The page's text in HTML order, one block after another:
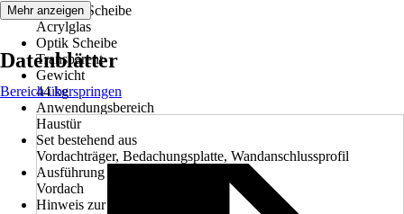
Material Scheibe
Acrylglas
Optik Scheibe
Transparent
Gewicht
44 kg
Anwendungsbereich
Haustür
Set bestehend aus
Vordachträger, Bedachungsplatte, Wandanschlussprofil
Ausführung
Vordach
Hinweis zur Montage
Mehr anzeigen
Datenblätter
Bereich überspringen